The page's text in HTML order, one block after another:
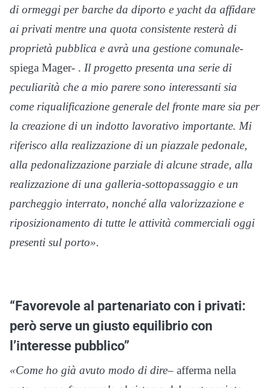
di ormeggi per barche da diporto e yacht da affidare
ai privati mentre una quota consistente resterà di
proprietà pubblica e avrà una gestione comunale-
spiega Mager- . Il progetto presenta una serie di
peculiarità che a mio parere sono interessanti sia
come riqualificazione generale del fronte mare sia per
la creazione di un indotto lavorativo importante. Mi
riferisco alla realizzazione di un piazzale pedonale,
alla pedonalizzazione parziale di alcune strade, alla
realizzazione di una galleria-sottopassaggio e un
parcheggio interrato, nonché alla valorizzazione e
riposizionamento di tutte le attività commerciali oggi
presenti sul porto».
“Favorevole al partenariato con i privati:
però serve un giusto equilibrio con
l’interesse pubblico”
«Come ho già avuto modo di dire– afferma nella